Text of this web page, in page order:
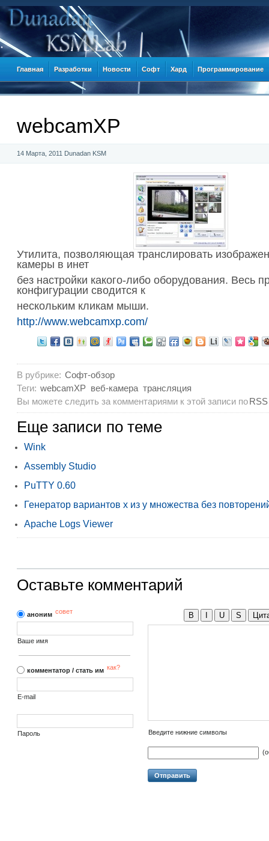
Главная Разработки Новости Софт Хард Программирование
webcamXP
14 Марта, 2011 Dunadan KSM
Утилита, позволяющая транслировать
камеры в инет
без настройки какого-либо оборудования. Весь
конфигурации сводится к
нескольким кликам мыши.
http://www.webcamxp.com/
В рубрике: Софт-обзор
Теги: webcamXP веб-камера трансляция
Вы можете следить за комментариями к этой записи поRSS
Еще записи по теме
Wink
Assembly Studio
PuTTY 0.60
Генератор вариантов x из y множества без
Apache Logs Viewer
Оставьте комментарий
аноним совет
Ваше имя
комментатор / стать им как?
E-mail
Пароль
B U S
Введите нижние символы